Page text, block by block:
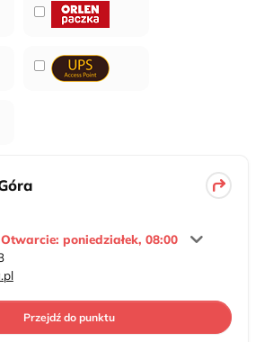
poniedziałek, 08:00
Przejdź do punktu